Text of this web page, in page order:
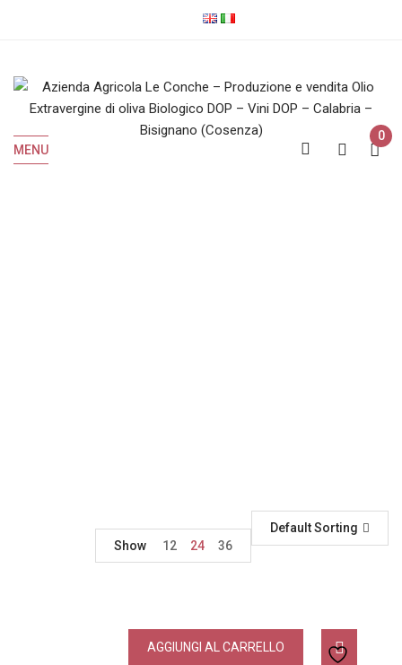
MENU
0
Default Sorting
Show
12 24 36
AGGIUNGI AL CARRELLO